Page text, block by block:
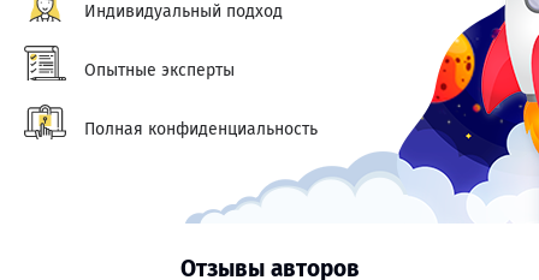
Индивидуальный подход
Опытные эксперты
Полная конфиденциальность
Отзывы авторов